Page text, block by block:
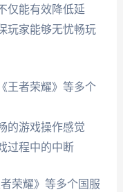
仅能有效降低延
玩家能够无忧畅玩
王者荣耀》等多个
的游戏操作感觉
过程中的中断
荣耀》等多个国服